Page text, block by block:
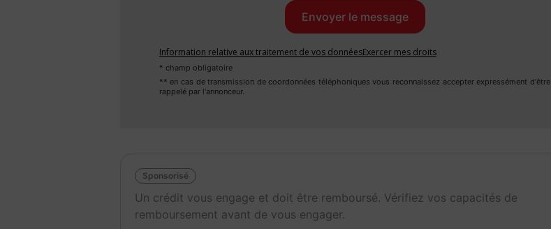
Puissance réelle
184
Garantie mécanique
12 mois
Information relative aux traitement de vos donnéesExercer mes droits
* champ obligatoire
** en cas de transmission de coordonnées téléphoniques vous reconnaissez accepter expressément d'être
rappelé par l'annonceur.
Sponsorisé
Un crédit vous engage et doit être remboursé. Vérifiez vos capacités de
remboursement avant de vous engager.